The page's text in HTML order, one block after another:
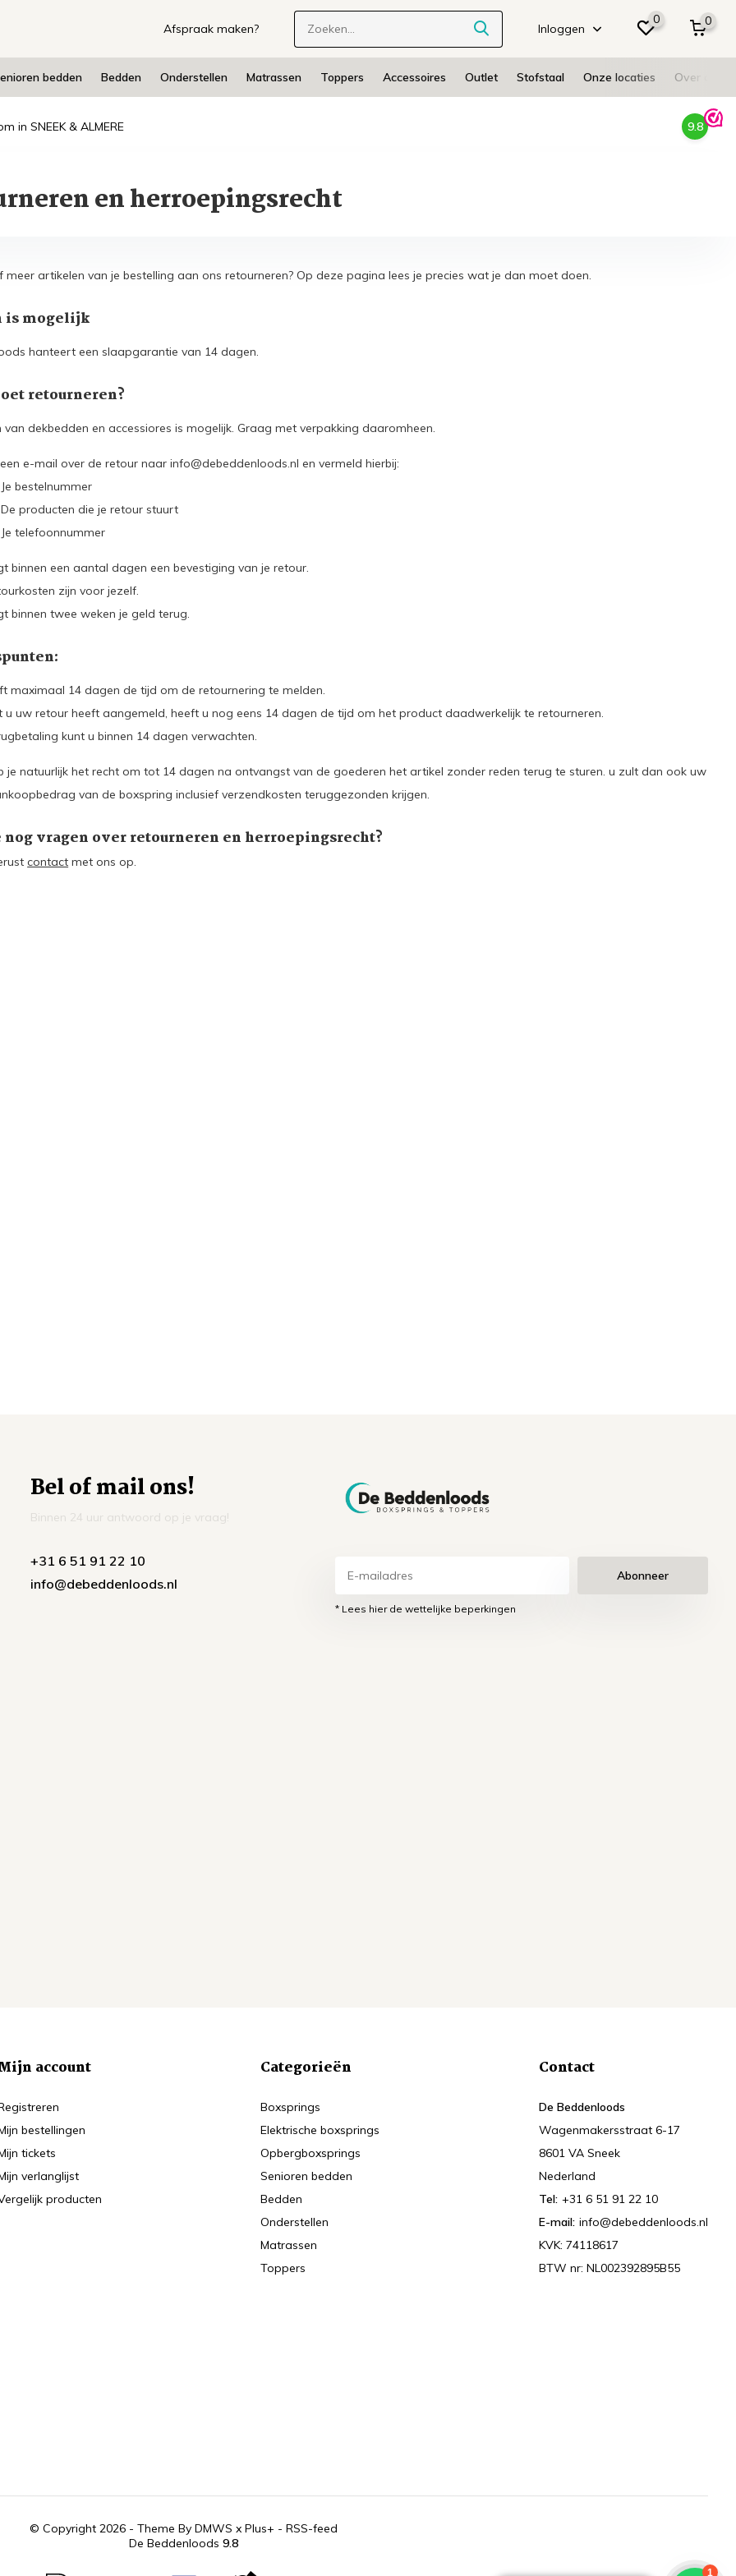
Afspraak maken? Inloggen
0 0
bedden Bedden Onderstellen Matrassen Toppers Accessoires Outlet Stofstaal Onze locaties Over ons
in SNEEK & ALMERE 9.8
en herroepingsrecht
meer artikelen van je bestelling aan ons retourneren? Op deze pagina lees je precies wat je dan moet doen.
is mogelijk
hanteert een slaapgarantie van 14 dagen.
retourneren?
van dekbedden en accessiores is mogelijk. Graag met verpakking daaromheen.
e-mail over de retour naar info@debeddenloods.nl en vermeld hierbij:
Je bestelnummer
De producten die je retour stuurt
Je telefoonnummer
binnen een aantal dagen een bevestiging van je retour.
zijn voor jezelf.
binnen twee weken je geld terug.
maximaal 14 dagen de tijd om de retournering te melden.
u uw retour heeft aangemeld, heeft u nog eens 14 dagen de tijd om het product daadwerkelijk te retourneren.
kunt u binnen 14 dagen verwachten.
je natuurlijk het recht om tot 14 dagen na ontvangst van de goederen het artikel zonder reden terug te sturen. u zult dan ook uw
van de boxspring inclusief verzendkosten teruggezonden krijgen.
nog vragen over retourneren en herroepingsrecht?
contact met ons op.
Bel of mail ons!
Binnen 24 uur antwoord op je vraag!
+31 6 51 91 22 10
info@debeddenloods.nl
Abonneer
* Lees hier de wettelijke beperkingen
account
bestellingen
tickets
verlanglijst
producten
Categorieën
Boxsprings
Elektrische boxsprings
Opbergboxsprings
Senioren bedden
Bedden
Onderstellen
Matrassen
Toppers
Contact
De Beddenloods
Wagenmakersstraat 6-17
8601 VA Sneek
Nederland
Tel: +31 6 51 91 22 10
E-mail: info@debeddenloods.nl
KVK: 74118617
BTW nr: NL002392895B55
© Copyright 2026 - Theme ByDMWS xPlus+ -RSS-feed
De Beddenloods9.8